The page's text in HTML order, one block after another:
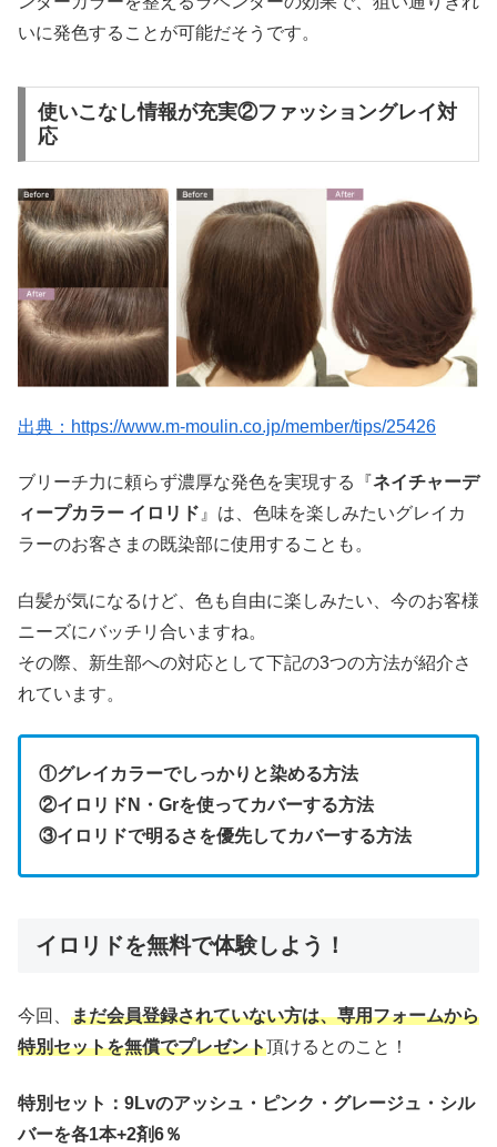
いに発色することが可能だそうです。
使いこなし情報が充実②ファッショングレイ対
応
出典：https://www.m-moulin.co.jp/member/tips/25426
ブリーチ力に頼らず濃厚な発色を実現する『 ネイチャーデ
ィープカラー イロリド』は、色味を楽しみたいグレイカ
ラーのお客さまの既染部に使用することも。
白髪が気になるけど、色も自由に楽しみたい、今のお客様
ニーズにバッチリ合いますね。
その際、新生部への対応として下記の3つの方法が紹介さ
れています。
①グレイカラーでしっかりと染める方法
②イロリドN・Grを使ってカバーする方法
③イロリドで明るさを優先してカバーする方法
イロリドを無料で体験しよう！
今回、 まだ会員登録されていない方は、専用フォームから
特別セットを無償でプレゼント頂けるとのこと！
特別セット：9Lvのアッシュ・ピンク・グレージュ・シル
バーを各1本+2剤6％